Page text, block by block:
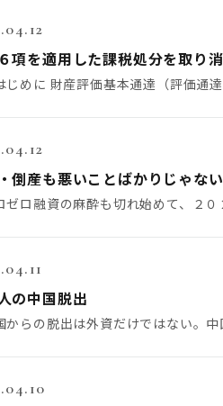
倒産も悪いことばかりじゃない
の中国脱出